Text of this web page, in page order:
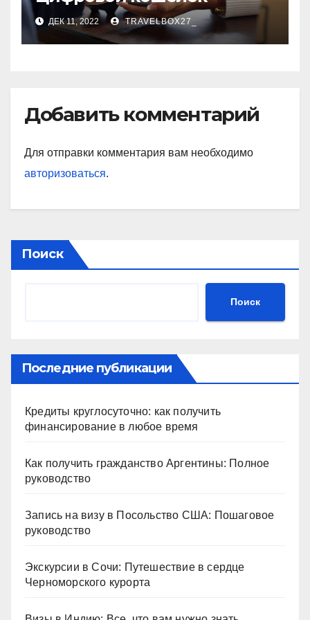
ДЕК 11, 2022 TRAVELBOX27_
Добавить комментарий
Для отправки комментария вам необходимо
авторизоваться.
Поиск
Поиск
Последние публикации
Кредиты круглосуточно: как получить
финансирование в любое время
Как получить гражданство Аргентины: Полное
руководство
Запись на визу в Посольство США: Пошаговое
руководство
Экскурсии в Сочи: Путешествие в сердце
Черноморского курорта